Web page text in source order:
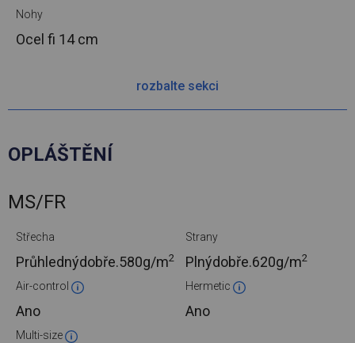
Nohy
Ocel fi 14 cm
rozbalte sekci
OPLÁŠTĚNÍ
MS/FR
Střecha
Průhlednýdobře.580g/m2
Strany
Plnýdobře.620g/m2
Air-control
Ano
Hermetic
Ano
Multi-size